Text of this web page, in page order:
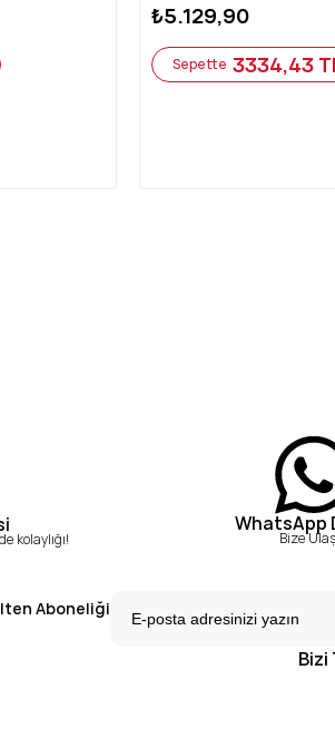
₺5.129,90
Sepette 3334,43
kolaylığı!
WhatsApp
Bize
Aboneliği
Bizi